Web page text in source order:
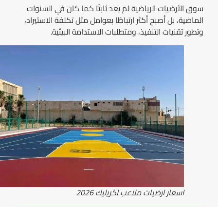
سوق الأرضيات الرياضية لم يعد ثابتًا كما كان في السنوات
الماضية، بل أصبح أكثر ارتباطًا بعوامل مثل تكلفة الاستيراد،
وتطور تقنيات التنفيذ، ومتطلبات الاستدامة البيئية.
اسعار ارضيات ملاعب اكريليك 2026